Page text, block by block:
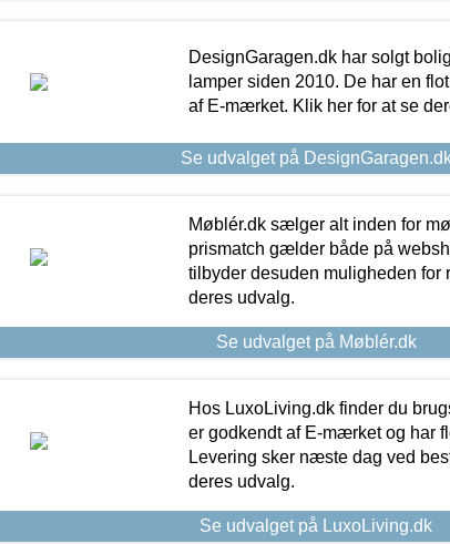
DesignGaragen.dk har solgt
lamper siden 2010. De har en
af E-mærket. Klik her for at se
Se udvalget på
Møblér.dk sælger alt inden for
prismatch gælder både på
tilbyder desuden muligheden for
deres udvalg.
Se udvalget på Møblér.dk
Hos LuxoLiving.dk finder du
er godkendt af E-mærket og har
Levering sker næste dag ved
deres udvalg.
Se udvalget på LuxoLiving.dk